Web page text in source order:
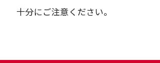
十分にご注意ください。